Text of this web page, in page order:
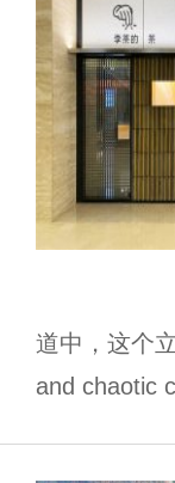
道中，这个
and chaotic